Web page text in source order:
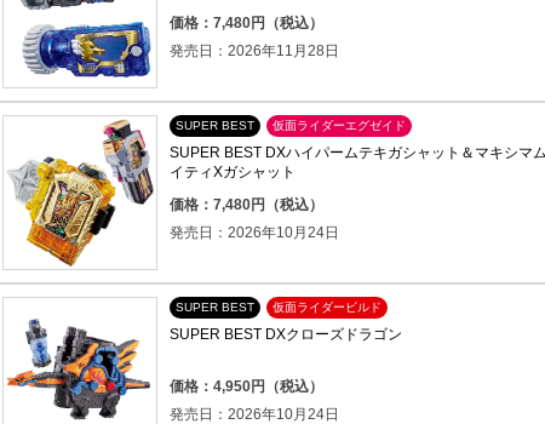
価格：7,480円（税込）
発売日：2026年11月28日
SUPER BEST 仮面ライダーエグゼイド
SUPER BEST DXハイパームテキガシャット＆マキシマ
イティXガシャット
価格：7,480円（税込）
発売日：2026年10月24日
SUPER BEST 仮面ライダービルド
SUPER BEST DXクローズドラゴン
価格：4,950円（税込）
発売日：2026年10月24日